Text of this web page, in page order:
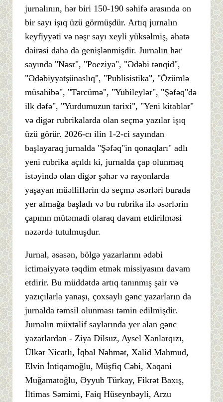
jurnalının, hər biri 150-190 səhifə arasında on
bir sayı işıq üzü görmüşdür. Artıq jurnalın
keyfiyyəti və nəşr sayı xeyli yüksəlmiş, əhatə
dairəsi daha da genişlənmişdir. Jurnalın hər
sayında "Nəsr", "Poeziya", "Ədəbi tənqid",
"Ədəbiyyatşünaslıq", "Publisistika", "Özümlə
müsahibə", "Tərcümə", "Yubileylər", "Şəfəq"də
ilk dəfə", "Yurdumuzun tarixi", "Yeni kitablar"
və digər rubrikalarda olan seçmə yazılar işıq
üzü görür. 2026-cı ilin 1-2-ci sayından
başlayaraq jurnalda "Şəfəq"in qonaqları" adlı
yeni rubrika açıldı ki, jurnalda çap olunmaq
istəyində olan digər şəhər və rayonlarda
yaşayan müəlliflərin də seçmə əsərləri burada
yer almağa başladı və bu rubrika ilə əsərlərin
çapının mütəmadi olaraq davam etdirilməsi
nəzərdə tutulmuşdur.
Jurnal, əsasən, bölgə yazarlarını ədəbi
ictimaiyyətə təqdim etmək missiyasını davam
etdirir. Bu müddətdə artıq tanınmış şair və
yazıçılarla yanaşı, çoxsaylı gənc yazarların da
jurnalda təmsil olunması təmin edilmişdir.
Jurnalın müxtəlif saylarında yer alan gənc
yazarlardan - Ziya Dilsuz, Aysel Xanlarqızı,
Ülkər Nicatlı, İqbal Nəhmət, Xalid Mahmud,
Elvin İntiqamoğlu, Müşfiq Cəbi, Xaqani
Muğamatoğlu, Əyyub Türkay, Fikrət Baxış,
İltimas Səmimi, Faiq Hüseynbəyli, Arzu